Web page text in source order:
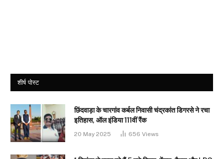
शीर्ष पोस्ट
छिंदवाड़ा के चारगांव कर्बल निवासी चंद्रकांत डिगरसे ने रचा
इतिहास, ऑल इंडिया 111वीं रैंक
20 May 2025 656 Views